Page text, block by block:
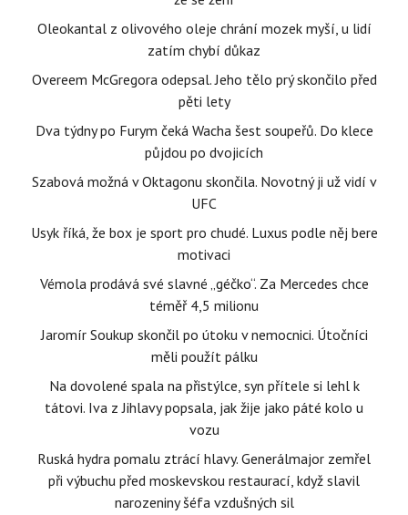
Oleokantal z olivového oleje chrání mozek myší, u lidí
zatím chybí důkaz
Overeem McGregora odepsal. Jeho tělo prý skončilo před
pěti lety
Dva týdny po Furym čeká Wacha šest soupeřů. Do klece
půjdou po dvojicích
Szabová možná v Oktagonu skončila. Novotný ji už vidí v
UFC
Usyk říká, že box je sport pro chudé. Luxus podle něj bere
motivaci
Vémola prodává své slavné „géčko“. Za Mercedes chce
téměř 4,5 milionu
Jaromír Soukup skončil po útoku v nemocnici. Útočníci
měli použít pálku
Na dovolené spala na přistýlce, syn přítele si lehl k
tátovi. Iva z Jihlavy popsala, jak žije jako páté kolo u
vozu
Ruská hydra pomalu ztrácí hlavy. Generálmajor zemřel
při výbuchu před moskevskou restaurací, když slavil
narozeniny šéfa vzdušných sil